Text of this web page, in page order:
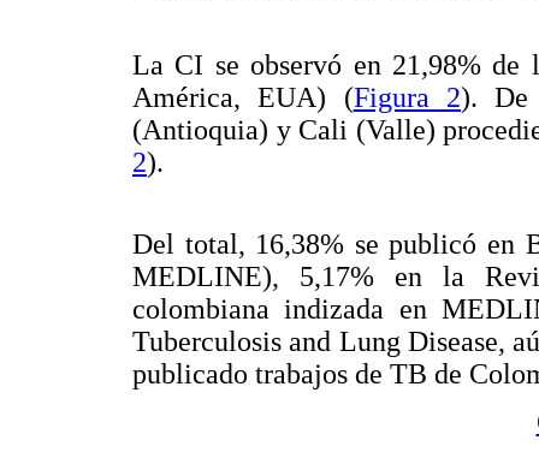
La CI se observó en 21,98% de
América, EUA) (Figura 2). De
(Antioquia) y Cali (Valle)
2).
Del total, 16,38% se publicó en
MEDLINE), 5,17% en la
colombiana indizada en
Tuberculosis and Lung Disease,
publicado trabajos de TB de